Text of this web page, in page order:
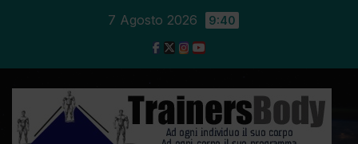
7 Agosto 2026 9:40